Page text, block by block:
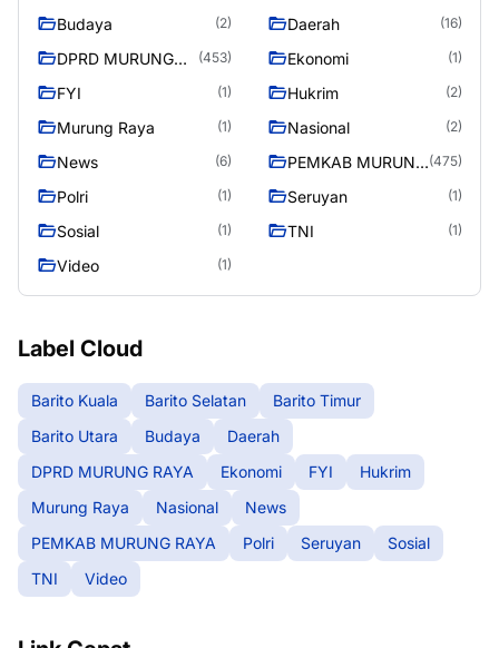
Budaya (2) Daerah (16)
DPRD MURUNG
(453) Ekonomi (1)
FYI (1) Hukrim (2)
Murung Raya (1) Nasional (2)
News (6)
PEMKAB MURUNG (475)
Polri (1) Seruyan (1)
Sosial (1) TNI (1)
Video (1)
Label Cloud
Barito Kuala Barito Selatan
Barito Timur
Barito Utara
Budaya
Daerah
DPRD MURUNG RAYA
Ekonomi FYI
Hukrim
Murung Raya
Nasional
News
PEMKAB MURUNG RAYA
Polri Seruyan
Sosial
TNI
Video